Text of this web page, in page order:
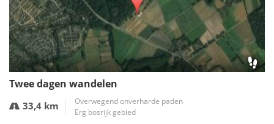
Twee dagen wandelen
33,4 km
Overwegend onverharde paden
Erg bosrijk gebied